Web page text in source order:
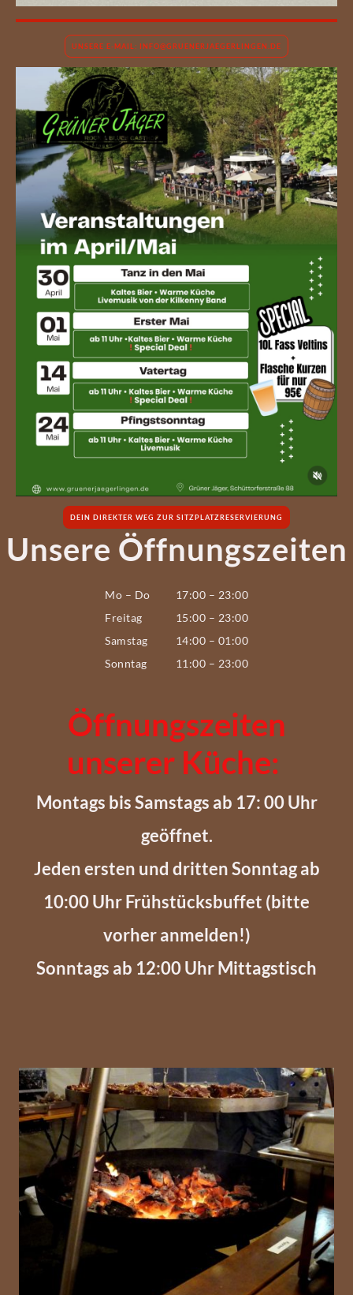
UNSERE E-MAIL: INFO@GRUENERJAEGERLINGEN.DE
DEIN DIREKTER WEG ZUR SITZPLATZRESERVIERUNG
Unsere Öffnungszeiten
Mo – Do
17:00 – 23:00
Freitag
15:00 – 23:00
Samstag
14:00 – 01:00
Sonntag
11:00 – 23:00
Öffnungszeiten
unserer Küche:
Montags bis Samstags ab 17: 00 Uhr
geöffnet.
Jeden ersten und dritten Sonntag ab
10:00 Uhr Frühstücksbuffet (bitte
vorher anmelden!)
Sonntags ab 12:00 Uhr Mittagstisch